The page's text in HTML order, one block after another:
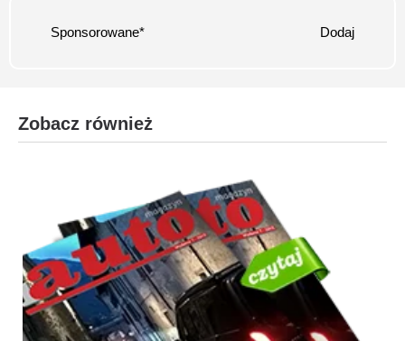
Sponsorowane* Dodaj
Zobacz również